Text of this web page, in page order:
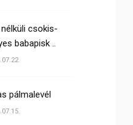
csokis-
babapisk ..
pálmalevél